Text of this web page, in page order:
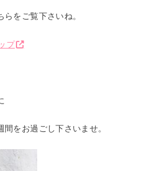
をご覧下さいね。
プ
をお過ごし下さいませ。